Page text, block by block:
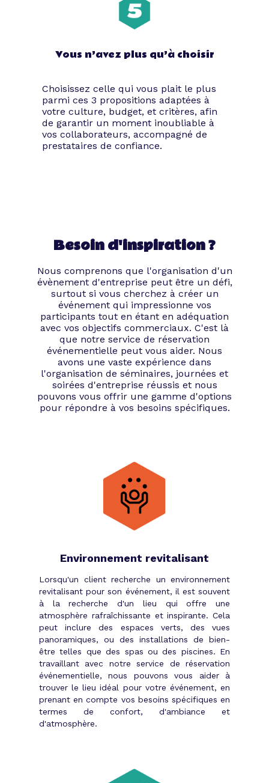
les plus fidèles clients dans un cadre
festif. Cette opportunité s’avère parfaite
pour relater les exploits de l’année
parcouru depuis la naissance de votre
Galas, soirées de lancement de produit,
dîners corporate ou commémorations des
vœux de début d’année sont aussi
d’autres événements que vous pouvez
organiser en passant par Tibby.
soirée d’entreprise
réussie ?
Après avoir bien défini les objectifs de
votre soirée, il est primordial de prendre
en compte une série de critères afin de
transformer votre événement en un show
mythique.
À la recherche de
l’agence événementielle
Là encore, Tibby s’active aussi vite que
possible. Une abeille butineuse de notre
team si spéciale est capable d’effectuer
entre 10 et 100 voyages par jour. Imaginez
un peu le nombre d’agences
événementielles que nous sommes
trois prestataires d’enfer afin de conduire
votre soirée d’entreprise vers un succès
garanti.
Le lieu, le thème de la soirée, la
décoration, les animations, le traiteur
sont autant de caractéristiques qui
participent à la grandeur de votre
événement. Aucun n’est à négliger. Tous
doivent être considérés comme
prioritaires. Chacun de ces domaines
requiert un spécialiste qui évoluera en
fonction de vos demandes.
Vous n’avez plus qu’à choisir
Choisissez celle qui vous plait le plus
parmi ces 3 propositions adaptées à
votre culture, budget, et critères, afin
de garantir un moment inoubliable à
vos collaborateurs, accompagné de
prestataires de confiance.
Besoin d'inspiration ?
Nous comprenons que l'organisation d'un
évènement d'entreprise peut être un défi,
surtout si vous cherchez à créer un
événement qui impressionne vos
participants tout en étant en adéquation
avec vos objectifs commerciaux. C'est là
que notre service de réservation
événementielle peut vous aider. Nous
avons une vaste expérience dans
l'organisation de séminaires, journées et
soirées d'entreprise réussis et nous
pouvons vous offrir une gamme d'options
pour répondre à vos besoins spécifiques.
Environnement revitalisant
Lorsqu'un client recherche un environnement
revitalisant pour son événement, il est souvent
à la recherche d'un lieu qui offre une
atmosphère rafraîchissante et inspirante. Cela
peut inclure des espaces verts, des vues
panoramiques, ou des installations de bien-
être telles que des spas ou des piscines. En
travaillant avec notre service de réservation
événementielle, nous pouvons vous aider à
trouver le lieu idéal pour votre événement, en
prenant en compte vos besoins spécifiques en
termes de confort, d'ambiance et
d'atmosphère.